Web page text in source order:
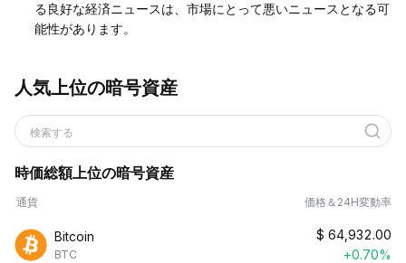
る良好な経済ニュースは、市場にとって悪いニュースとなる可
能性があります。
人気上位の暗号資産
検索する
時価総額上位の暗号資産
通貨 価格＆24H変動率
Bitcoin
BTC
$ 64,932.00
+0.70%